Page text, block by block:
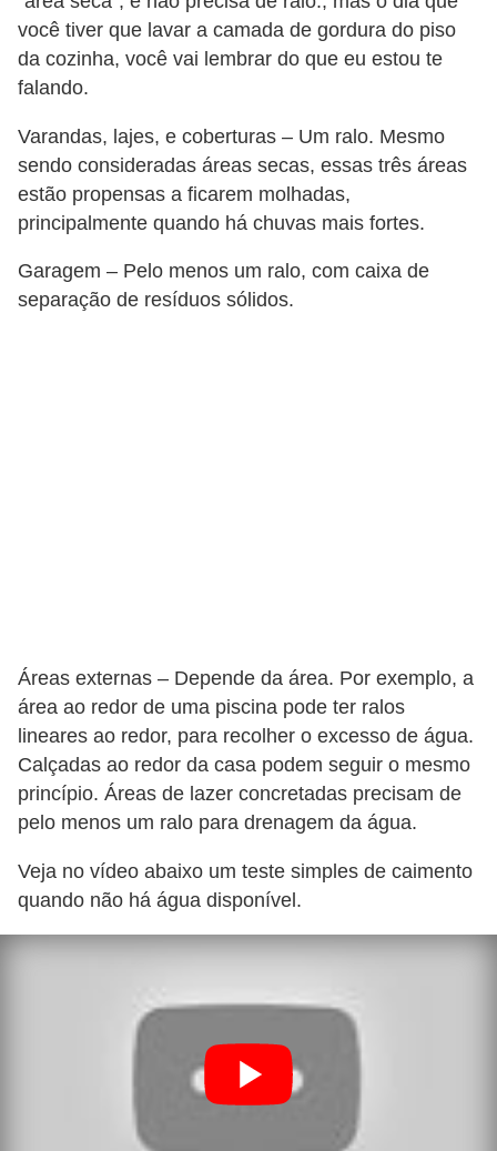
você tiver que lavar a camada de gordura do piso
da cozinha, você vai lembrar do que eu estou te
falando.
Varandas, lajes, e coberturas – Um ralo. Mesmo
sendo consideradas áreas secas, essas três áreas
estão propensas a ficarem molhadas,
principalmente quando há chuvas mais fortes.
Garagem – Pelo menos um ralo, com caixa de
separação de resíduos sólidos.
Áreas externas – Depende da área. Por exemplo, a
área ao redor de uma piscina pode ter ralos
lineares ao redor, para recolher o excesso de água.
Calçadas ao redor da casa podem seguir o mesmo
princípio. Áreas de lazer concretadas precisam de
pelo menos um ralo para drenagem da água.
Veja no vídeo abaixo um teste simples de caimento
quando não há água disponível.